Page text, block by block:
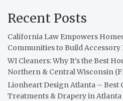
Recent Posts
California Law Empowers
Communities to Build
WI Cleaners: Why It’s the Best
Northern & Central Wisconsin
Lionheart Design Atlanta – Best
Treatments & Drapery in Atlanta